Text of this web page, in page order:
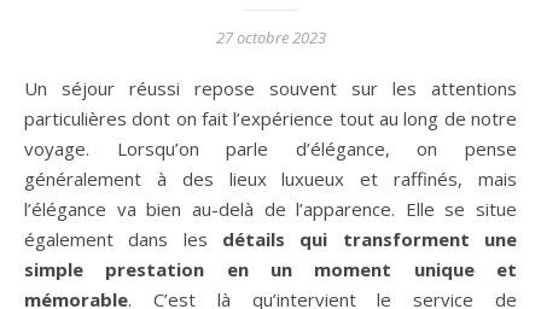
27 octobre 2023
Un séjour réussi repose souvent sur les attentions
particulières dont on fait l’expérience tout au long de notre
voyage. Lorsqu’on parle d’élégance, on pense
généralement à des lieux luxueux et raffinés, mais
l’élégance va bien au-delà de l’apparence. Elle se situe
également dans les détails qui transforment une
simple prestation en un moment unique et
mémorable. C’est là qu’intervient le service de